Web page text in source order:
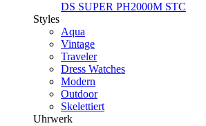
DS SUPER PH2000M STC
Styles
Aqua
Vintage
Traveler
Dress Watches
Modern
Outdoor
Skelettiert
Uhrwerk